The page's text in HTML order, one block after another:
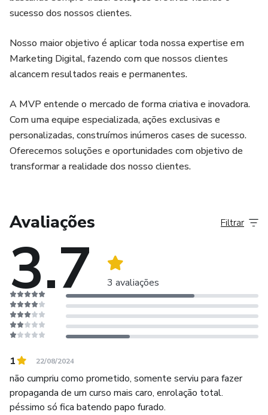
sucesso dos nossos clientes.
Nosso maior objetivo é aplicar toda nossa expertise em
Marketing Digital, fazendo com que nossos clientes
alcancem resultados reais e permanentes.
A MVP entende o mercado de forma criativa e inovadora.
Com uma equipe especializada, ações exclusivas e
personalizadas, construímos inúmeros cases de sucesso.
Oferecemos soluções e oportunidades com objetivo de
transformar a realidade dos nosso clientes.
Avaliações
3.7 3 avaliações
Filtrar
1 22/08/2024
não cumpriu como prometido, somente serviu para fazer
propaganda de um curso mais caro, enrolação total.
péssimo só fica batendo papo furado.